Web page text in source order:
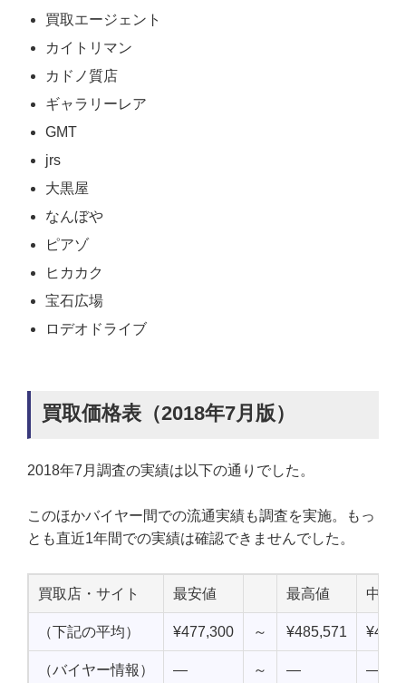
買取エージェント
カイトリマン
カドノ質店
ギャラリーレア
GMT
jrs
大黒屋
なんぼや
ピアゾ
ヒカカク
宝石広場
ロデオドライブ
買取価格表（2018年7月版）
2018年7月調査の実績は以下の通りでした。
このほかバイヤー間での流通実績も調査を実施。もっ
とも直近1年間での実績は確認できませんでした。
買取店・サイト 最安値 最高値 中点
（下記の平均） ¥477,300 ～ ¥485,571
（バイヤー情報） — ～ — —